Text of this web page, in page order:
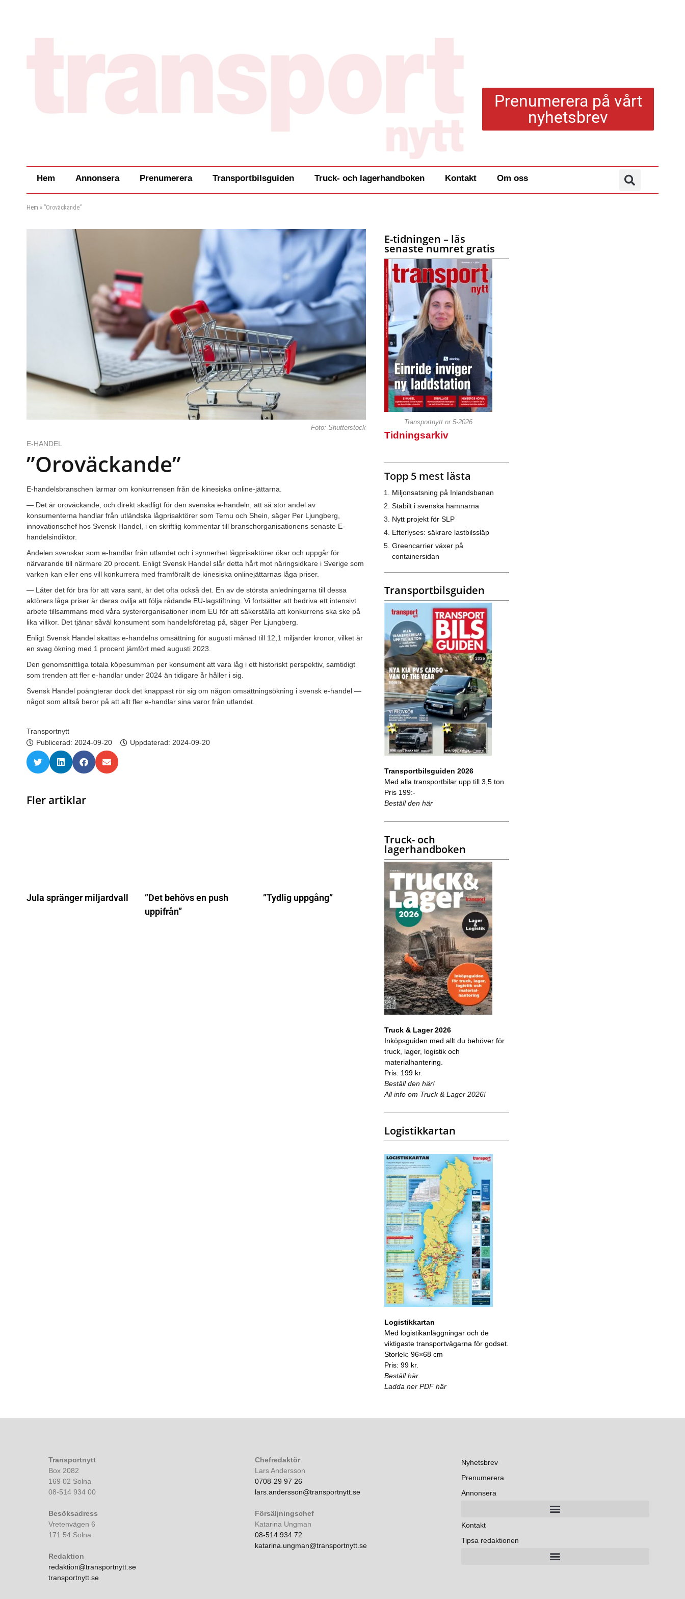
Prenumerera på vårt
nyhetsbrev
Hem Annonsera Prenumerera Transportbilsguiden Truck- och lagerhandboken Kontakt Om oss
Hem » ”Oroväckande”
Foto: Shutterstock
E-HANDEL
”Oroväckande”
E-handelsbranschen larmar om konkurrensen från de kinesiska online-jättarna.
— Det är oroväckande, och direkt skadligt för den svenska e-handeln, att så stor andel av
konsumenterna handlar från utländska lågprisaktörer som Temu och Shein, säger Per Ljungberg,
innovationschef hos Svensk Handel, i en skriftlig kommentar till branschorganisationens senaste E-
handelsindiktor.
Andelen svenskar som e-handlar från utlandet och i synnerhet lågprisaktörer ökar och uppgår för
närvarande till närmare 20 procent. Enligt Svensk Handel slår detta hårt mot näringsidkare i Sverige som
varken kan eller ens vill konkurrera med framförallt de kinesiska onlinejättarnas låga priser.
— Låter det för bra för att vara sant, är det ofta också det. En av de största anledningarna till dessa
aktörers låga priser är deras ovilja att följa rådande EU-lagstiftning. Vi fortsätter att bedriva ett intensivt
arbete tillsammans med våra systerorganisationer inom EU för att säkerställa att konkurrens ska ske på
lika villkor. Det tjänar såväl konsument som handelsföretag på, säger Per Ljungberg.
Enligt Svensk Handel skattas e-handelns omsättning för augusti månad till 12,1 miljarder kronor, vilket är
en svag ökning med 1 procent jämfört med augusti 2023.
Den genomsnittliga totala köpesumman per konsument att vara låg i ett historiskt perspektiv, samtidigt
som trenden att fler e-handlar under 2024 än tidigare år håller i sig.
Svensk Handel poängterar dock det knappast rör sig om någon omsättningsökning i svensk e-handel —
något som alltså beror på att allt fler e-handlar sina varor från utlandet.
Transportnytt
Publicerad: 2024-09-20 Uppdaterad: 2024-09-20
Fler artiklar
Jula spränger miljardvall
”Det behövs en push
uppifrån”
”Tydlig uppgång”
E-tidningen – läs
senaste numret gratis
Transportnytt nr 5-2026
Tidningsarkiv
Topp 5 mest lästa
Miljonsatsning på Inlandsbanan
Stabilt i svenska hamnarna
Nytt projekt för SLP
Efterlyses: säkrare lastbilssläp
Greencarrier växer på
containersidan
Transportbilsguiden
Transportbilsguiden 2026
Med alla transportbilar upp till 3,5 ton
Pris 199:-
Beställ den här
Truck- och
lagerhandboken
Truck & Lager 2026
Inköpsguiden med allt du behöver för
truck, lager, logistik och
materialhantering.
Pris: 199 kr.
Beställ den här!
All info om Truck & Lager 2026!
Logistikkartan
Logistikkartan
Med logistikanläggningar och de
viktigaste transportvägarna för godset.
Storlek: 96×68 cm
Pris: 99 kr.
Beställ här
Ladda ner PDF här
Transportnytt
Box 2082
169 02 Solna
08-514 934 00
Besöksadress
Vretenvägen 6
171 54 Solna
Redaktion
redaktion@transportnytt.se
transportnytt.se
Chefredaktör
Lars Andersson
0708-29 97 26
lars.andersson@transportnytt.se
Försäljningschef
Katarina Ungman
08-514 934 72
katarina.ungman@transportnytt.se
Nyhetsbrev
Prenumerera
Annonsera
Kontakt
Tipsa redaktionen